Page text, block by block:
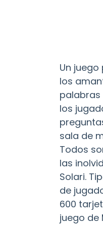
Un
los
los
sala de
Todos
las
Solari.
de
600
juego de